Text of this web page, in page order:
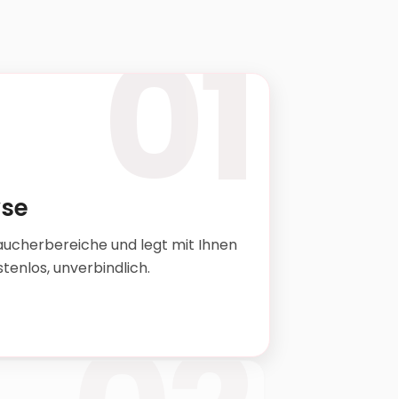
01
und legt mit Ihnen
unverbindlich.